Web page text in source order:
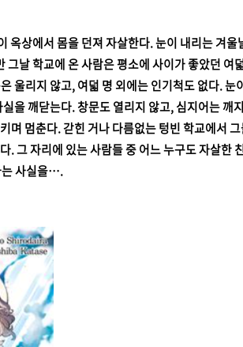
옥상에서 몸을 던져 자살한다. 눈이 내리는 겨울
날 학교에 온 사람은 평소에 사이가 좋았던 여
울리지 않고, 여덟 명 외에는 인기척도 없다. 눈
을 깨닫는다. 창문도 열리지 않고, 심지어는 깨
며 멈춘다. 갇힌 거나 다름없는 텅빈 학교에서
. 그 자리에 있는 사람들 중 어느 누구도 자살한
는 사실을….